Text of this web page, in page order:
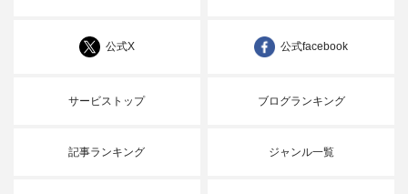
公式X 公式facebook
サービストップ ブログランキング
記事ランキング ジャンル一覧